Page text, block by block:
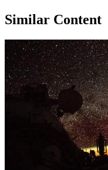
Similar Content